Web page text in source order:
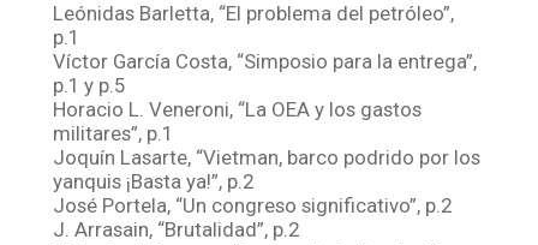
Leónidas Barletta, “El problema del petróleo”,
p.1
Víctor García Costa, “Simposio para la entrega”,
p.1 y p.5
Horacio L. Veneroni, “La OEA y los gastos
militares”, p.1
Joquín Lasarte, “Vietman, barco podrido por los
yanquis ¡Basta ya!”, p.2
José Portela, “Un congreso significativo”, p.2
J. Arrasain, “Brutalidad”, p.2